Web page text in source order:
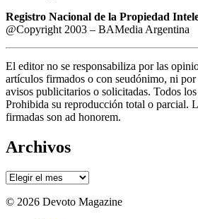
Registro Nacional de la Propiedad
@Copyright 2003 – BAMedia Argentina
El editor no se responsabiliza por las
artículos firmados o con seudónimo, ni
avisos publicitarios o solicitadas. Todos los
Prohibida su reproducción total o parcial.
firmadas son ad honorem.
Archivos
Archivos
© 2026 Devoto Magazine